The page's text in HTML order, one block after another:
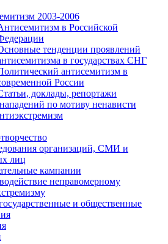
2003-2006
в Российской
тенденции проявлений
в государствах СНГ
антисемитизм в
России
доклады, репортажи
по мотиву ненависти
организаций, СМИ и
лиц
кампании
неправомерному
и общественные